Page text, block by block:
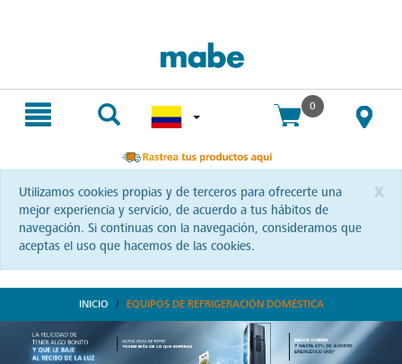
0
x
Utilizamos cookies propias y de terceros para ofrecerte una
mejor experiencia y servicio, de acuerdo a tus hábitos de
navegación. Si continuas con la navegación, consideramos que
aceptas el uso que hacemos de las cookies.
INICIO EQUIPOS DE REFRIGERACIÓN DOMÉSTICA